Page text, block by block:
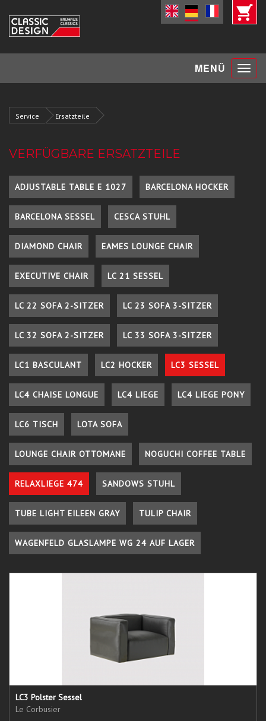
MENÜ Toggle
Service Ersatzteile
VERFÜGBARE ERSATZTEILE
ADJUSTABLE TABLE E 1027 BARCELONA HOCKER
BARCELONA SESSEL CESCA STUHL
DIAMOND CHAIR EAMES LOUNGE CHAIR
EXECUTIVE CHAIR LC 21 SESSEL
LC 22 SOFA 2-SITZER LC 23 SOFA 3-SITZER
LC 32 SOFA 2-SITZER LC 33 SOFA 3-SITZER
LC1 BASCULANT LC2 HOCKER LC3 SESSEL
LC4 CHAISE LONGUE LC4 LIEGE LC4 LIEGE PONY
LC6 TISCH LOTA SOFA
LOUNGE CHAIR OTTOMANE NOGUCHI COFFEE TABLE
RELAXLIEGE 474 SANDOWS STUHL
TUBE LIGHT EILEEN GRAY TULIP CHAIR
WAGENFELD GLASLAMPE WG 24 AUF LAGER
LC3 Polster Sessel
Le Corbusier